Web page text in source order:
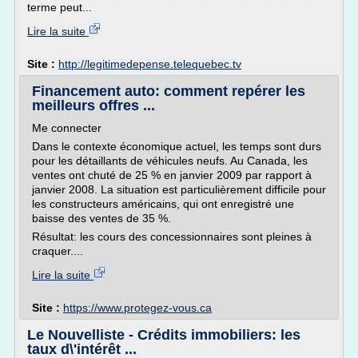
terme peut...
Lire la suite
Site : http://legitimedepense.telequebec.tv
Financement auto: comment repérer les
meilleurs offres ...
Me connecter
Dans le contexte économique actuel, les temps sont durs
pour les détaillants de véhicules neufs. Au Canada, les
ventes ont chuté de 25 % en janvier 2009 par rapport à
janvier 2008. La situation est particulièrement difficile pour
les constructeurs américains, qui ont enregistré une
baisse des ventes de 35 %.
Résultat: les cours des concessionnaires sont pleines à
craquer....
Lire la suite
Site : https://www.protegez-vous.ca
Le Nouvelliste - Crédits immobiliers: les
taux d\'intérêt ...